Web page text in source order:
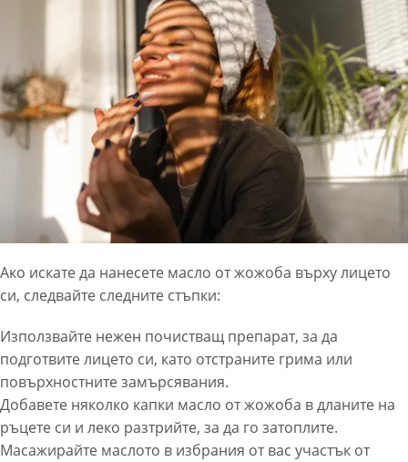
Ако искате да нанесете масло от жожоба върху лицето
си, следвайте следните стъпки:
Използвайте нежен почистващ препарат, за да
подготвите лицето си, като отстраните грима или
повърхностните замърсявания.
Добавете няколко капки масло от жожоба в дланите на
ръцете си и леко разтрийте, за да го затоплите.
Масажирайте маслото в избрания от вас участък от